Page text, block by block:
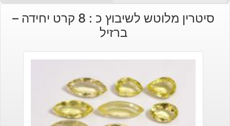
המקורי
היה:
הנוכחי
הוא:
סיטרין מלוטש לשיבוץ כ : 8 קרט יחידה –
ברזיל